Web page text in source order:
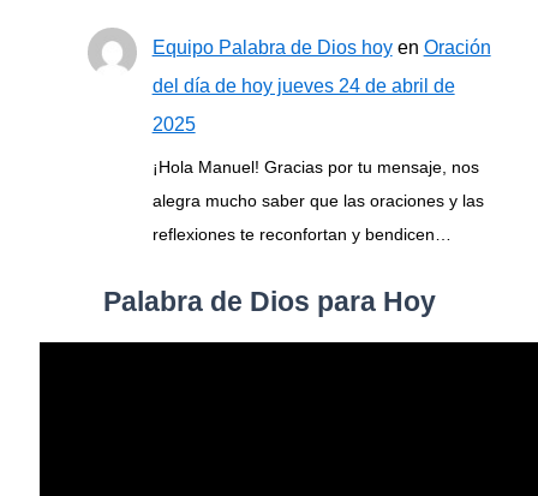
Equipo Palabra de Dios hoyen Oración
del día de hoy jueves 24 de abril de
2025
¡Hola Manuel! Gracias por tu mensaje, nos
alegra mucho saber que las oraciones y las
reflexiones te reconfortan y bendicen…
Palabra de Dios para Hoy